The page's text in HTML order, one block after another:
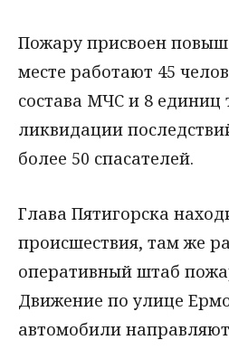
Пожару присвоен
месте работают 45
состава МЧС и 8 единиц
ликвидации
более 50 спасателей.
Глава Пятигорска
происшествия, там же
оперативный штаб
Движение по улице
автомобили